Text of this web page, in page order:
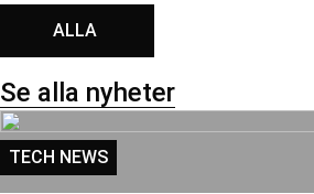
ALLA
Se alla nyheter
TECH NEWS